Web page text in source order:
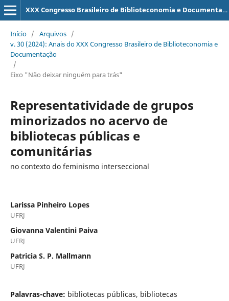
XXX Congresso Brasileiro de Biblioteconomia e Documentação
Início / Arquivos /
v. 30 (2024): Anais do XXX Congresso Brasileiro de Biblioteconomia e
Documentação
/
Eixo "Não deixar ninguém para trás"
Representatividade de grupos
minorizados no acervo de
bibliotecas públicas e
comunitárias
no contexto do feminismo interseccional
Larissa Pinheiro Lopes
UFRJ
Giovanna Valentini Paiva
UFRJ
Patricia S. P. Mallmann
UFRJ
Palavras-chave: bibliotecas públicas, bibliotecas